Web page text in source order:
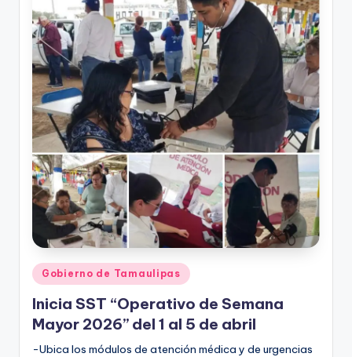
Publicado
en
Gobierno de Tamaulipas
Inicia SST “Operativo de Semana
Mayor 2026” del 1 al 5 de abril
-Ubica los módulos de atención médica y de urgencias